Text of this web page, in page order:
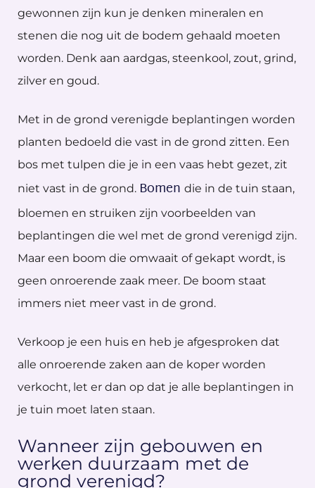
gewonnen zijn kun je denken mineralen en
stenen die nog uit de bodem gehaald moeten
worden. Denk aan aardgas, steenkool, zout, grind,
zilver en goud.
Met in de grond verenigde beplantingen worden
planten bedoeld die vast in de grond zitten. Een
bos met tulpen die je in een vaas hebt gezet, zit
niet vast in de grond. Bomen die in de tuin staan,
bloemen en struiken zijn voorbeelden van
beplantingen die wel met de grond verenigd zijn.
Maar een boom die omwaait of gekapt wordt, is
geen onroerende zaak meer. De boom staat
immers niet meer vast in de grond.
Verkoop je een huis en heb je afgesproken dat
alle onroerende zaken aan de koper worden
verkocht, let er dan op dat je alle beplantingen in
je tuin moet laten staan.
Wanneer zijn gebouwen en
werken duurzaam met de
grond verenigd?